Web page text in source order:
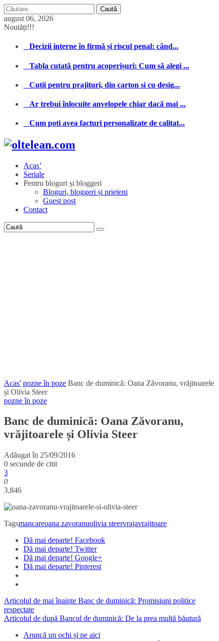
Caută
după:
august 06, 2026
Noutăți!!!
Decizii interne în firmă și riscul penal: când...
Tabla cutată pentru acoperișuri: Cum să alegi ...
Cutii pentru prajituri, din carton si cu desig...
Ar trebui înlocuite anvelopele chiar dacă mai ...
Cum poti avea facturi personalizate de calitat...
Acas’
Seriale
Pentru bloguri și bloggeri
Bloguri, bloggeri și prieteni
Guest post
Contact
Acas' pozne în poze Banc de duminică: Oana Zăvoranu, vrăjitoarele
și Olivia Steer
pozne în poze
Banc de duminică: Oana Zăvoranu,
vrăjitoarele și Olivia Steer
Adăugat în 25/09/2016
0 secunde de citit
3
0
3,846
Tagsmancareoana zavoranuolivia steervrajavrajitoare
Dă mai departe! Facebook
Dă mai departe! Twitter
Dă mai departe! Google+
Dă mai departe! Pinterest
Articolul de mai înainte Banc de duminică: Promisiuni politice
respectate
Articolul de după Bancul de duminică: De la prea multă băutură
Aruncă un ochi și pe aici